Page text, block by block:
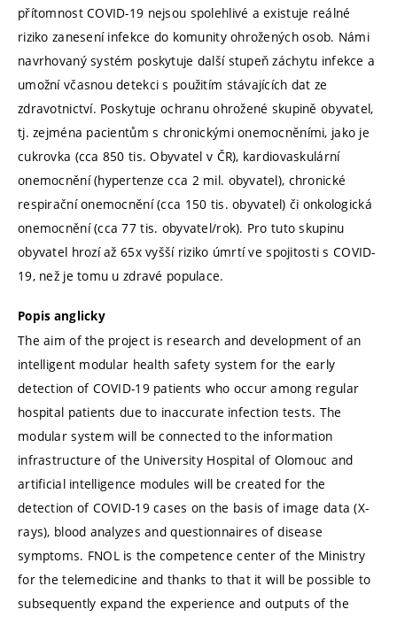
přítomnost COVID-19 nejsou spolehlivé a existuje reálné
riziko zanesení infekce do komunity ohrožených osob. Námi
navrhovaný systém poskytuje další stupeň záchytu infekce a
umožní včasnou detekci s použitím stávajících dat ze
zdravotnictví. Poskytuje ochranu ohrožené skupině obyvatel,
tj. zejména pacientům s chronickými onemocněními, jako je
cukrovka (cca 850 tis. Obyvatel v ČR), kardiovaskulární
onemocnění (hypertenze cca 2 mil. obyvatel), chronické
respirační onemocnění (cca 150 tis. obyvatel) či onkologická
onemocnění (cca 77 tis. obyvatel/rok). Pro tuto skupinu
obyvatel hrozí až 65x vyšší riziko úmrtí ve spojitosti s COVID-
19, než je tomu u zdravé populace.
Popis anglicky
The aim of the project is research and development of an
intelligent modular health safety system for the early
detection of COVID-19 patients who occur among regular
hospital patients due to inaccurate infection tests. The
modular system will be connected to the information
infrastructure of the University Hospital of Olomouc and
artificial intelligence modules will be created for the
detection of COVID-19 cases on the basis of image data (X-
rays), blood analyzes and questionnaires of disease
symptoms. FNOL is the competence center of the Ministry
for the telemedicine and thanks to that it will be possible to
subsequently expand the experience and outputs of the